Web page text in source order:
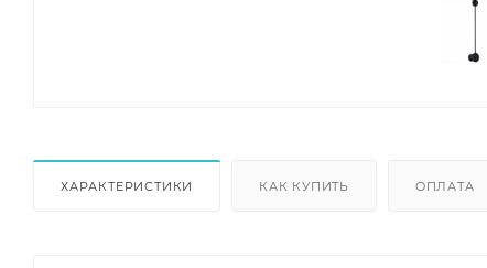
ХАРАКТЕРИСТИКИ КАК КУПИТЬ ОПЛАТА